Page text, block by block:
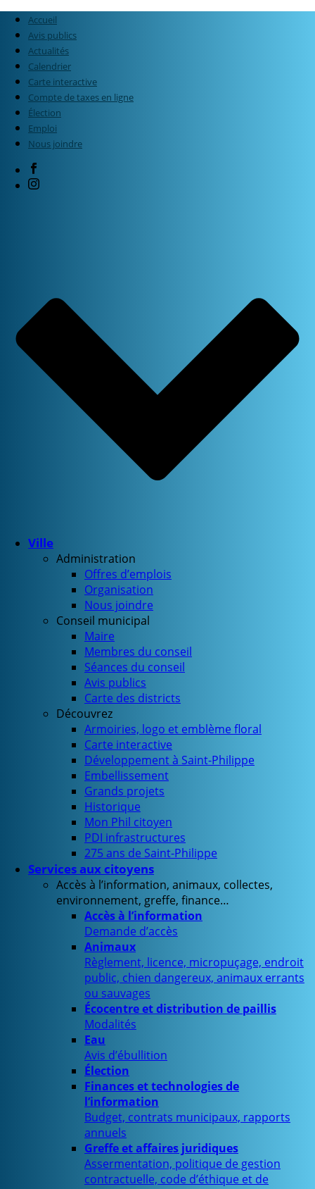
Accueil
Avis publics
Actualités
Calendrier
Carte interactive
Compte de taxes en ligne
Élection
Emploi
Nous joindre
Ville
Administration
Offres d’emplois
Organisation
Nous joindre
Conseil municipal
Maire
Membres du conseil
Séances du conseil
Avis publics
Carte des districts
Découvrez
Armoiries, logo et emblème floral
Carte interactive
Développement à Saint-Philippe
Embellissement
Grands projets
Historique
Mon Phil citoyen
PDI infrastructures
275 ans de Saint-Philippe
Services aux citoyens
Accès à l’information, animaux, collectes,
environnement, greffe, finance…
Accès à l’information
Demande d’accès
Animaux
Règlement, licence, micropuçage, endroit
public, chien dangereux, animaux errants
ou sauvages
Écocentre et distribution de paillis
Modalités
Eau
Avis d’ébullition
Élection
Finances et technologies de
l’information
Budget, contrats municipaux, rapports
annuels
Greffe et affaires juridiques
Assermentation, politique de gestion
contractuelle, code d’éthique et de